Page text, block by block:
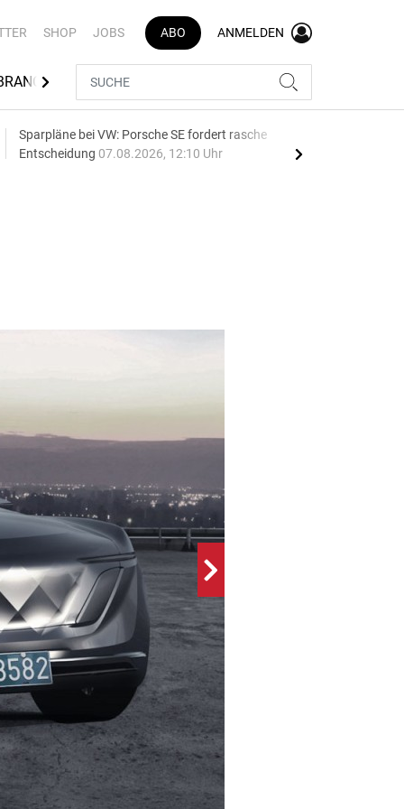
SHOP JOBS ABO ANMELDEN
Sparpläne bei VW: Porsche SE fordert rasche
Entscheidung 07.08.2026, 12:10 Uhr